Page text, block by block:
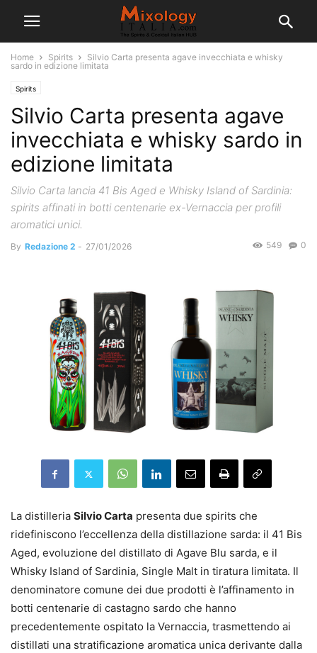
Home Spirits
Silvio Carta presenta agave invecchiata e whisky
sardo in edizione limitata
Spirits
Silvio Carta presenta agave
invecchiata e whisky sardo in
edizione limitata
Silvio Carta lancia 41 Bis Aged e Whisky Island of Sardinia:
spirits affinati in botti centenarie ex-Vernaccia per profili
aromatici unici.
By Redazione 2 - 27/01/2026 0
549
La distilleria Silvio Carta presenta due spirits che
ridefiniscono l’eccellenza della distillazione sarda: il 41 Bis
Aged, evoluzione del distillato di Agave Blu sarda, e il
Whisky Island of Sardinia, Single Malt in tiratura limitata. Il
denominatore comune dei due prodotti è l’affinamento in
botti centenarie di castagno sardo che hanno
precedentemente ospitato la Vernaccia, trasmettendo ai
distillati una stratificazione aromatica unica derivante dalla